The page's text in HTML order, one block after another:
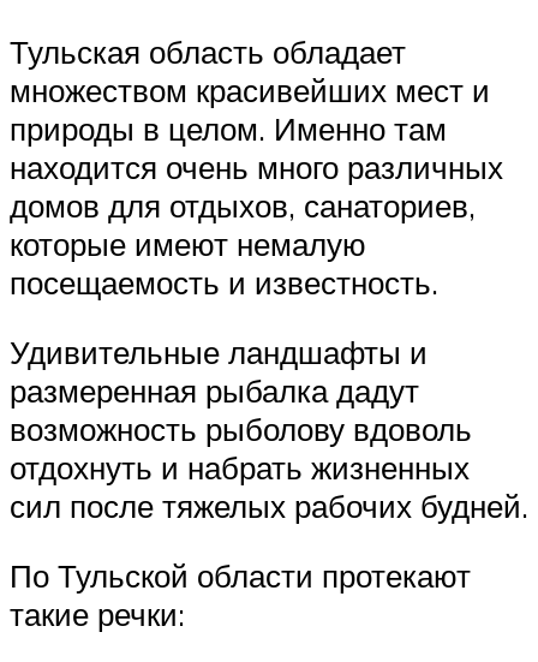
Тульская область обладает
множеством красивейших мест и
природы в целом. Именно там
находится очень много различных
домов для отдыхов, санаториев,
которые имеют немалую
посещаемость и известность.
Удивительные ландшафты и
размеренная рыбалка дадут
возможность рыболову вдоволь
отдохнуть и набрать жизненных
сил после тяжелых рабочих будней.
По Тульской области протекают
такие речки: